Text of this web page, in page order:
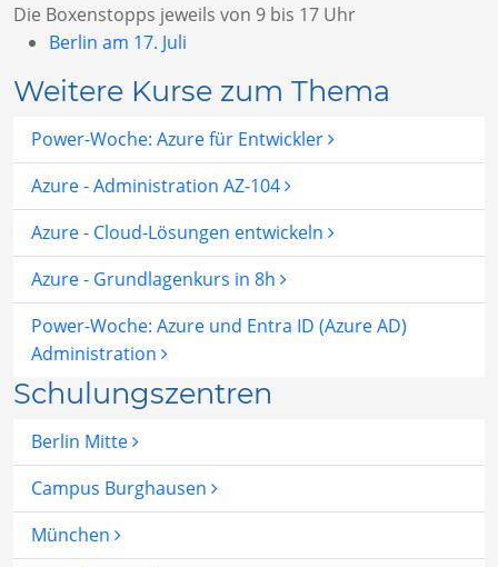
Die Boxenstopps jeweils von 9 bis 17 Uhr
Berlin am 17. Juli
Weitere Kurse zum Thema
Power-Woche: Azure für Entwickler
Azure - Administration AZ-104
Azure - Cloud-Lösungen entwickeln
Azure - Grundlagenkurs in 8h
Power-Woche: Azure und Entra ID (Azure AD)
Administration
Schulungszentren
Berlin Mitte
Campus Burghausen
München